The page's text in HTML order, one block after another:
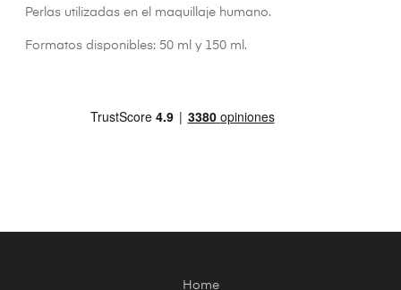
Perlas utilizadas en el maquillaje humano.
Formatos disponibles: 50 ml y 150 ml.
Home